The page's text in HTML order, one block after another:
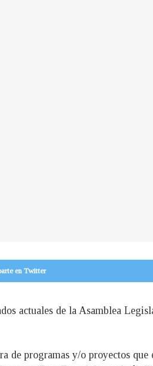
en Twitter
actuales de la Asamblea
de programas y/o proyectos que